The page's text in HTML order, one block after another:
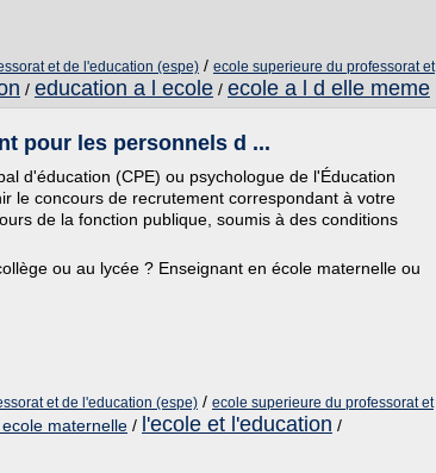
et de l'education (espe) / ecole superieure du professorat et
/ education a l ecole / ecole a l d elle meme
pour les personnels d ...
d'éducation (CPE) ou psychologue de l'Éducation
le concours de recrutement correspondant à votre
de la fonction publique, soumis à des conditions
ou au lycée ? Enseignant en école maternelle ou
et de l'education (espe) / ecole superieure du professorat et
maternelle / l'ecole et l'education /